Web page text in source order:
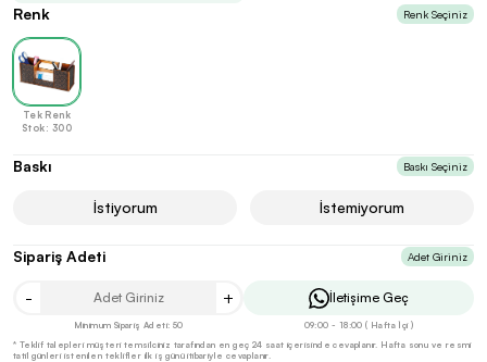
Renk Renk Seçiniz
Tek Renk
Stok: 300
Baskı Baskı Seçiniz
İstiyorum İstemiyorum
Sipariş Adeti Adet Giriniz
- +
Minimum Sipariş Adeti: 50
İletişime Geç
09:00 - 18:00 ( Hafta İçi )
* Teklif talepleri müşteri temsilciniz tarafından en geç 24 saat içerisinde cevaplanır. Hafta sonu ve resmi
tatil günleri istenilen teklifler ilk iş günü itibariyle cevaplanır.